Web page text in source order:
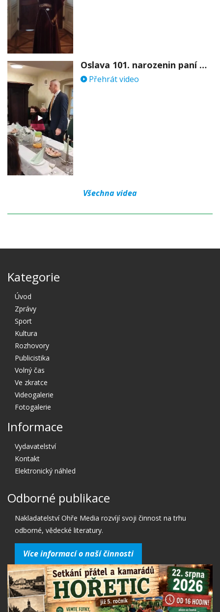
Oslava 101. narozenin paní Věry Skořepové
Přehrát video
Všechna videa
Kategorie
Úvod
Zprávy
Sport
Kultura
Rozhovory
Publicistika
Volný čas
Ve zkratce
Videogalerie
Fotogalerie
Informace
Vydavatelství
Kontakt
Elektronický náhled
Odborné publikace
Nakladatelství Ohře Media rozvíjí svoji činnost na trhu
odborné, vědecké literatury.
Více informací o naší činnosti